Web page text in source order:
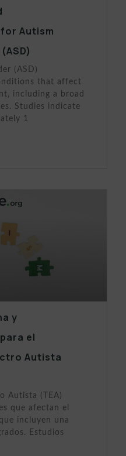
Autism
(ASD)
that affect
including a broad
Studies indicate
1
y
el
Autista
Autista (TEA)
que afectan el
incluyen una
Estudios